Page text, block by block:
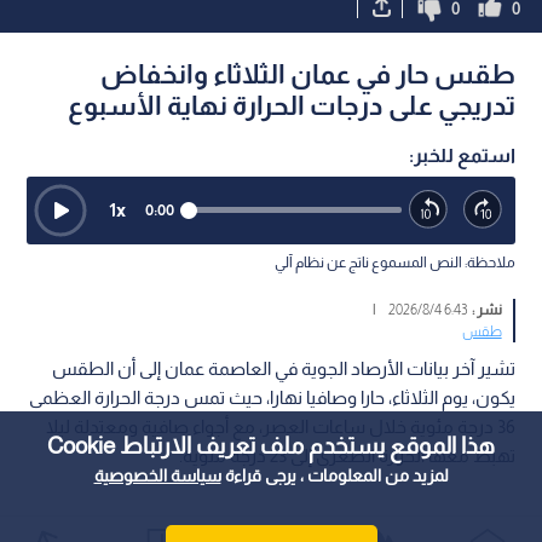
هذا الموقع يستخدم ملف تعريف الارتباط Cookie
لمزيد من المعلومات ، يرجى قراءةسياسة الخصوصية
0
0
طقس حار في عمان الثلاثاء وانخفاض
تدريجي على درجات الحرارة نهاية الأسبوع
استمع للخبر:
0:00
1x
ملاحظة: النص المسموع ناتج عن نظام آلي
نشر :6:43 2026/8/4
|
طقس
تشير آخر بيانات الأرصاد الجوية في العاصمة عمان إلى أن الطقس
يكون، يوم الثلاثاء، حارا وصافيا نهارا، حيث تمس درجة الحرارة العظمى
تهبط معها الحرارة الصغرى إلى 23 درجة مئوية.